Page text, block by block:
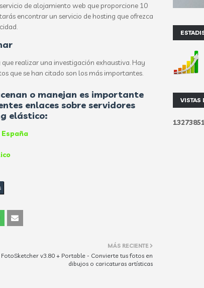
de alojamiento web que proporcione 10
encontrar un servicio de hosting que ofrezca
realizar una investigación exhaustiva. Hay
que se han citado son los más importantes.
o manejan es importante
enlaces sobre servidores
elástico:
MÁS RECIENTE
FotoSketcher v3.80 + Portable - Convierte tus fotos en
dibujos o caricaturas artísticas
VISTAS
1327385